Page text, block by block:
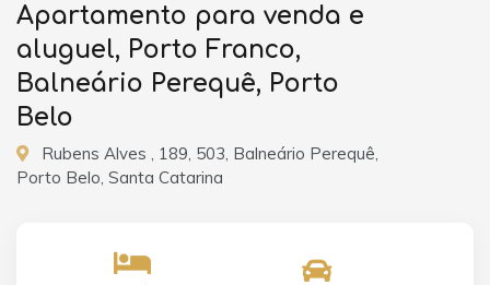
Apartamento para venda e
aluguel, Porto Franco,
Balneário Perequê, Porto
Belo
Rubens Alves , 189, 503, Balneário Perequê,
Porto Belo, Santa Catarina